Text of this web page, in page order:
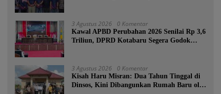
3 Agustus 2026 0 Komentar
Kawal APBD Perubahan 2026 Senilai Rp 3,6
Triliun, DPRD Kotabaru Segera Godok
3 Agustus 2026 0 Komentar
Kisah Haru Misran: Dua Tahun Tinggal di
Dinsos, Kini Dibangunkan Rumah Baru oleh